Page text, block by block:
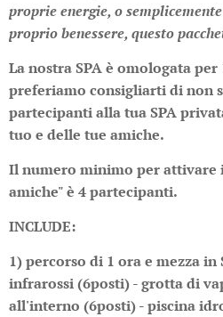
proprie energie, o
proprio benessere, questo
La nostra SPA è omologata per
preferiamo consigliarti di non
partecipanti alla tua SPA
tuo e delle tue amiche.
Il numero minimo per attivare
amiche" è 4 partecipanti.
INCLUDE:
1) percorso di 1 ora e mezza in
infrarossi (6posti) - grotta di
all'interno (6posti) - piscina